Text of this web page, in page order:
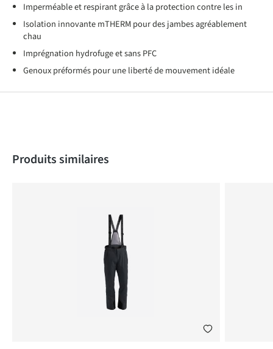
Imperméable et respirant grâce à la protection contre les in
Isolation innovante mTHERM pour des jambes agréablement
chau
Imprégnation hydrofuge et sans PFC
Genoux préformés pour une liberté de mouvement idéale
Produktgalerie überspringen
Produits similaires